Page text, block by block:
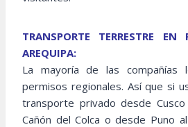
TRANSPORTE TERRESTRE
AREQUIPA:
La mayoría de las compañías
permisos regionales. Así que si
transporte privado desde
Cañón del Colca o desde Puno